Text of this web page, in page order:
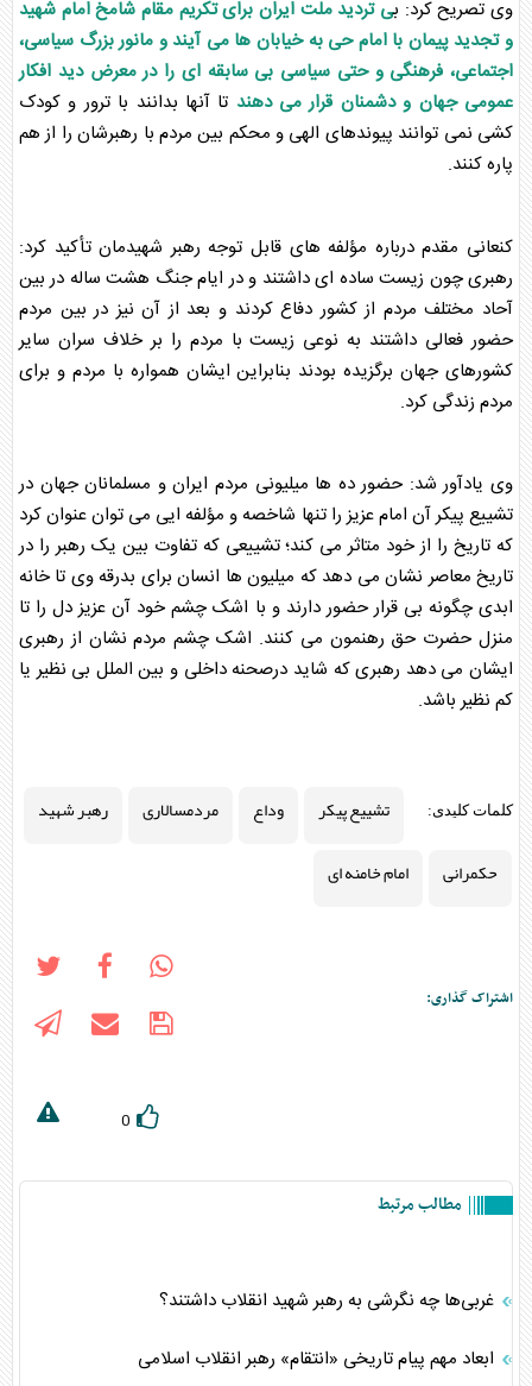
وی تصریح کرد: بی تردید ملت ایران برای تکریم مقام شامخ امام شهید
و تجدید پیمان با امام حی به خیابان ها می آیند و مانور بزرگ سیاسی،
اجتماعی، فرهنگی و حتی سیاسی بی سابقه ای را در معرض دید افکار
عمومی جهان و دشمنان قرار می دهند تا آنها بدانند با ترور و کودک
کشی نمی توانند پیوندهای الهی و محکم بین مردم با رهبرشان را از هم
پاره کنند.
کنعانی مقدم درباره مؤلفه های قابل توجه رهبر شهیدمان تأکید کرد:
رهبری چون زیست ساده ای داشتند و در ایام جنگ هشت ساله در بین
آحاد مختلف مردم از کشور دفاع کردند و بعد از آن نیز در بین مردم
حضور فعالی داشتند به نوعی زیست با مردم را بر خلاف سران سایر
کشورهای جهان برگزیده بودند بنابراین ایشان همواره با مردم و برای
مردم زندگی کرد.
وی یادآور شد: حضور ده ها میلیونی مردم ایران و مسلمانان جهان در
تشییع پیکرآن امام عزیز را تنها شاخصه و مؤلفه ایی می توان عنوان کرد
که تاریخ را از خود متاثر می کند؛ تشییعی که تفاوت بین یک رهبر را در
تاریخ معاصر نشان می دهد که میلیون ها انسان برای بدرقه وی تا خانه
ابدی چگونه بی قرار حضور دارند و با اشک چشم خود آن عزیز دل را تا
منزل حضرت حق رهنمون می کنند. اشک چشم مردم نشان از رهبری
ایشان می دهد رهبری که شاید درصحنه داخلی و بین الملل بی نظیر یا
کم نظیر باشد.
کلمات کلیدی: تشییع پیکر وداع مردمسالاری
رهبر شهید
حکمرانی
امام خامنه ای
اشتراک گذاری:
0
مطالب مرتبط
غربی‌ها چه نگرشی به رهبر شهید انقلاب داشتند؟
ابعاد مهم پیام تاریخی «انتقام» رهبر انقلاب اسلامی